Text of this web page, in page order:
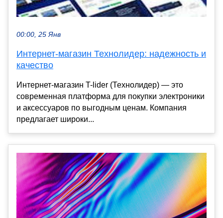
00:00, 25 Янв
Интернет-магазин Технолидер: надежность и
качество
Интернет-магазин T-lider (Технолидер) — это
современная платформа для покупки электроники
и аксессуаров по выгодным ценам. Компания
предлагает широки...